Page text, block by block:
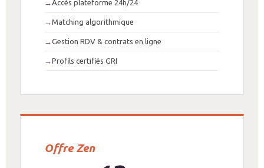
Accès plateforme 24h/24
Matching algorithmique
Gestion RDV & contrats en ligne
Profils certifiés GRI
Offre Zen